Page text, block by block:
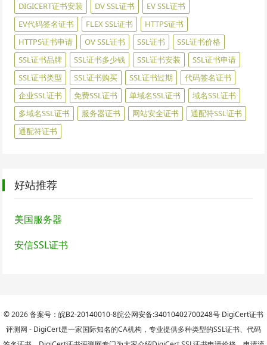
DIGICERT证书安装
DV SSL证书
EV SSL证书
EV代码签名证书
FLEX SSL证书
HTTPS证书
HTTPS证书申请
OV SSL证书 SSL证书
SSL证书价格
SSL证书品牌
SSL证书多少钱 SSL证书安装
SSL证书申请
SSL证书类型
SSL证书购买 SSL证书过期
代码签名证书
企业SSL证书
免费SSL证书 单域名SSL证书
域名SSL证书
多域名SSL证书
服务器证书 网站安全证书
通配符SSL证书
通配符证书
好站推荐
美国服务器
安信SSL证书
© 2026备案号：皖B2-20140010-8皖公网安备:34010402700248号 DigiCert证书
评测网 - DigiCert是一家国际知名的CA机构，专业提供多种类型的SSL证书、代码